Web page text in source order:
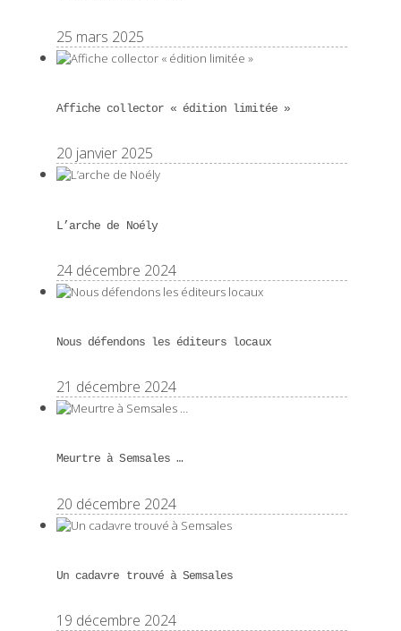
25 mars 2025
Affiche collector « édition limitée »
20 janvier 2025
L’arche de Noély
24 décembre 2024
Nous défendons les éditeurs locaux
21 décembre 2024
Meurtre à Semsales …
20 décembre 2024
Un cadavre trouvé à Semsales
19 décembre 2024